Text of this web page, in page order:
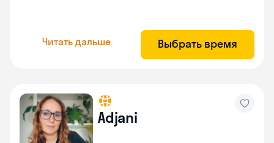
Читать дальше Выбрать время
Adjani